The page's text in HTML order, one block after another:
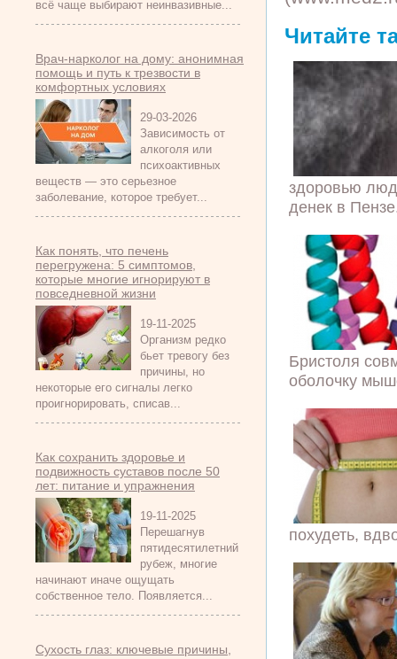
всё чаще выбирают неинвазивные...
Врач-нарколог на дому: анонимная
помощь и путь к трезвости в
комфортных условиях
29-03-2026
Зависимость от
алкоголя или
психоактивных
веществ — это серьезное
заболевание, которое требует...
Как понять, что печень
перегружена: 5 симптомов,
которые многие игнорируют в
повседневной жизни
19-11-2025
Организм редко
бьет тревогу без
причины, но
некоторые его сигналы легко
проигнорировать, списав...
Как сохранить здоровье и
подвижность суставов после 50
лет: питание и упражнения
19-11-2025
Перешагнув
пятидесятилетний
рубеж, многие
начинают иначе ощущать
собственное тело. Появляется...
Сухость глаз: ключевые причины,
Читайте
здоровью
денек в
Бристоля
оболочку
похудеть,